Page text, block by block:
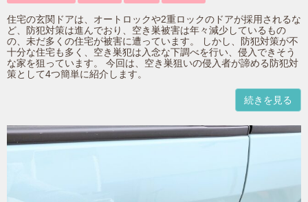
住宅の玄関ドアは、オートロックや2重ロックのドアが採用されるな
ど、防犯対策は進んでおり、空き巣被害は年々減少しているもの
の、未だ多くの住宅が被害に遭っています。 しかし、防犯対策が不
十分な住宅も多く、空き巣犯は入念な下調べを行い、侵入できそう
な家を狙っています。 今回は、空き巣狙いの侵入者が諦める防犯対
策として4つ簡単に紹介します。
続きを見る